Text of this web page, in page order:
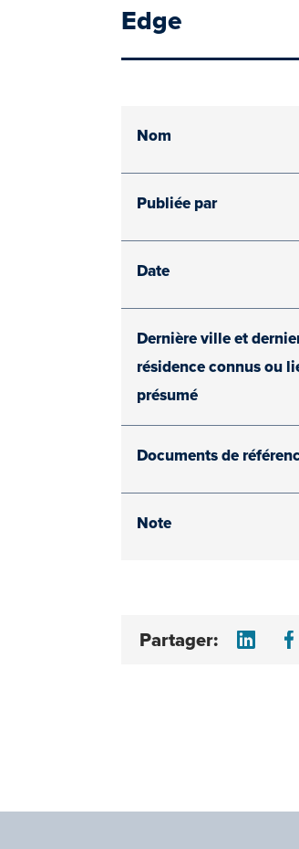
Edge
Nom
Publiée par
Date
Dernière ville et
résidence connus ou
présumé
Documents de
Note
Partager: